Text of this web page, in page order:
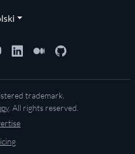
trademark.
. All rights reserved.